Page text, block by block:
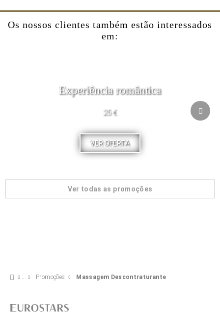
Os nossos clientes também estão interessados
em:
Experiência romântica
25 €
VER OFERTA
Ver todas as promoções
Promoções Massagem Descontraturante